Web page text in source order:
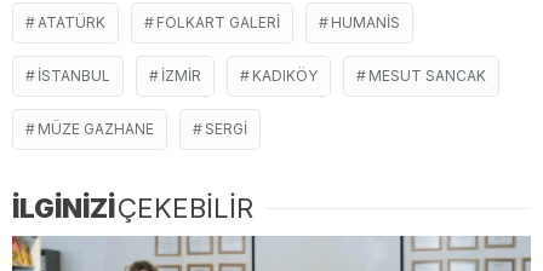
ATATÜRK FOLKART GALERI HUMANIS
ISTANBUL IZMIR KADIKÖY MESUT SANCAK
MÜZE GAZHANE SERGI
İLGİNİZİÇEKEBİLİR